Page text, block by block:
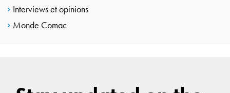
Interviews et opinions
Monde Comac